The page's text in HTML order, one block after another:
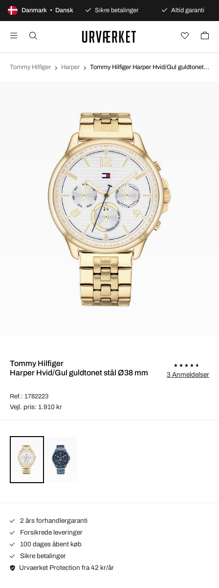
Danmark • Dansk
100 dages åbent køb Sikre betalinger Altid garanti
Tommy Hilfiger Harper Tommy Hilfiger Harper Hvid/Gul guldtonet stål Ø38 mm 1782223
Tommy Hilfiger
Harper Hvid/Gul guldtonet stål Ø38 mm
Ref.: 1782223
3 Anmeldelser
Vejl. pris: 1.910 kr
2 års forhandlergaranti
Forsikrede leveringer
100 dages åbent køb
Sikre betalinger
Urvaerket Protection fra 42 kr/år